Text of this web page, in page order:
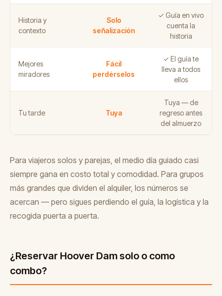
Historia y
contexto
Solo
señalización
✓ Guía en vivo
cuenta la
historia
Mejores
miradores
Fácil
perdérselos
✓ El guía te
lleva a todos
ellos
Tu tarde Tuya
Tuya — de
regreso antes
del almuerzo
Para viajeros solos y parejas, el medio día guiado casi
siempre gana en costo total y comodidad. Para grupos
más grandes que dividen el alquiler, los números se
acercan — pero sigues perdiendo el guía, la logística y la
recogida puerta a puerta.
¿Reservar Hoover Dam solo o como
combo?